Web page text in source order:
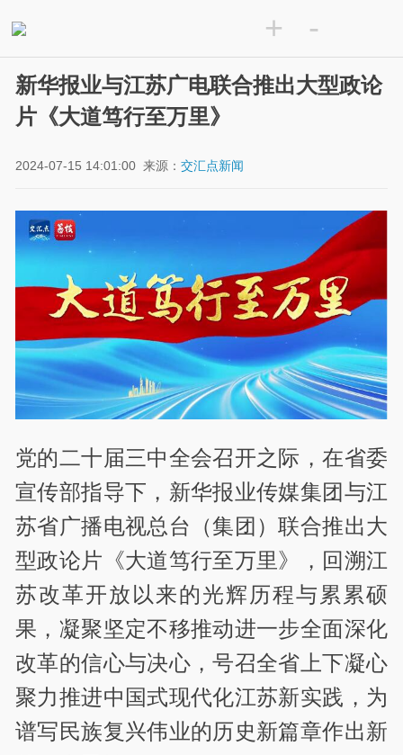
+ -
新华报业与江苏广电联合推出大型政论
片《大道笃行至万里》
2024-07-15 14:01:00 来源：交汇点新闻
党的二十届三中全会召开之际，在省委
宣传部指导下，新华报业传媒集团与江
苏省广播电视总台（集团）联合推出大
型政论片《大道笃行至万里》，回溯江
苏改革开放以来的光辉历程与累累硕
果，凝聚坚定不移推动进一步全面深化
改革的信心与决心，号召全省上下凝心
聚力推进中国式现代化江苏新实践，为
谱写民族复兴伟业的历史新篇章作出新